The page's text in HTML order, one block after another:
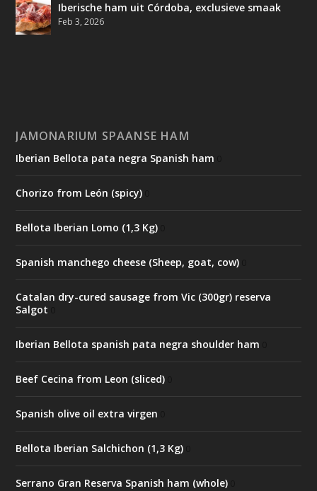
Iberische ham uit Córdoba, exclusieve smaak
Feb 3, 2026
JAMONARIUM SPAANSE HAM
Iberian Bellota pata negra Spanish ham
Chorizo from León (spicy)
Bellota Iberian Lomo (1,3 Kg)
Spanish manchego cheese (Sheep, goat, cow)
Catalan dry-cured sausage from Vic (300gr) reserva
Salgot
Iberian Bellota spanish pata negra shoulder ham
Beef Cecina from Leon (sliced)
Spanish olive oil extra virgen
Bellota Iberian Salchichon (1,3 Kg)
Serrano Gran Reserva Spanish ham (whole)